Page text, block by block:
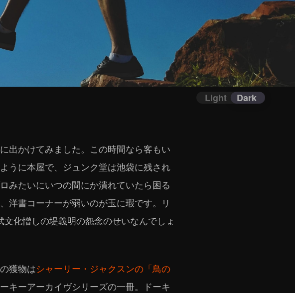
Light Dark
出かけてみました。この時間なら客もい
うに本屋で、ジュンク堂は池袋に残され
みたいにいつの間にか潰れていたら困る
洋書コーナーが弱いのが玉に瑕です。リ
化憎しの堤義明の怨念のせいなんでしょ
獲物はシャーリー・ジャクスンの「鳥の
キーアーカイヴシリーズの一冊。ドーキ